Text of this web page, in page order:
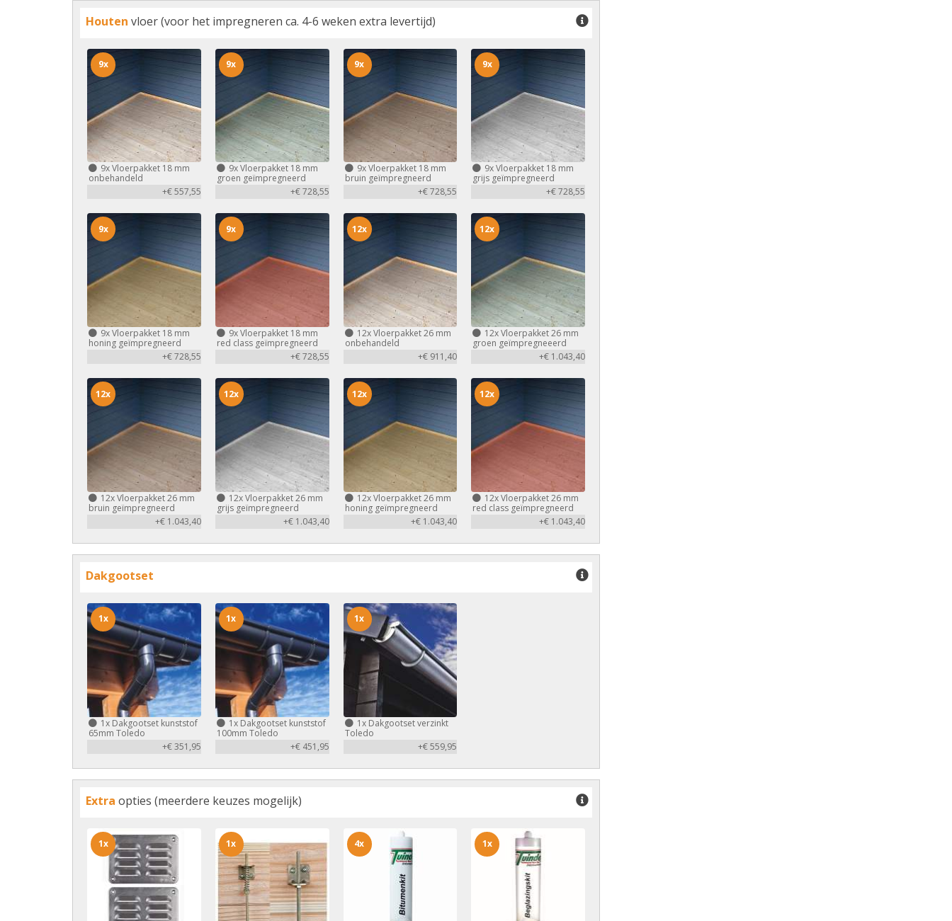
Houten vloer (voor het impregneren ca. 4-6 weken extra levertijd)
9xVloerpakket 18 mm
onbehandeld
+€ 557,55
9x
9xVloerpakket 18 mm
groen geïmpregneerd
+€ 728,55
9x
9xVloerpakket 18 mm
bruin geïmpregneerd
+€ 728,55
9x
9xVloerpakket 18 mm
grijs geïmpregneerd
+€ 728,55
9x
9xVloerpakket 18 mm
honing geïmpregneerd
+€ 728,55
9x
9xVloerpakket 18 mm
red class geïmpregneerd
+€ 728,55
9x
12xVloerpakket 26 mm
onbehandeld
+€ 911,40
12x
12xVloerpakket 26 mm
groen geïmpregneeerd
+€ 1.043,40
12x
12xVloerpakket 26 mm
bruin geïmpregneerd
+€ 1.043,40
12x
12xVloerpakket 26 mm
grijs geïmpregneerd
+€ 1.043,40
12x
12xVloerpakket 26 mm
honing geïmpregneerd
+€ 1.043,40
12x
12xVloerpakket 26 mm
red class geïmpregneerd
+€ 1.043,40
12x
Dakgootset
1x Dakgootset kunststof
65mm Toledo
+€ 351,95
1x
1xDakgootset kunststof
100mm Toledo
+€ 451,95
1x
1xDakgootset verzinkt
Toledo
+€ 559,95
1x
Extra opties (meerdere keuzes mogelijk)
1x 1x 4x 1x